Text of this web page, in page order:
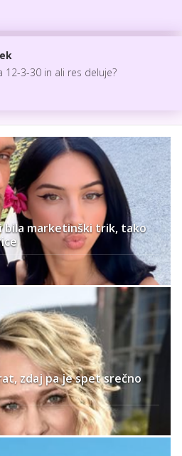
12-3-30 in ali res deluje?
bila marketinški trik, tako
zdaj pa je spet srečno